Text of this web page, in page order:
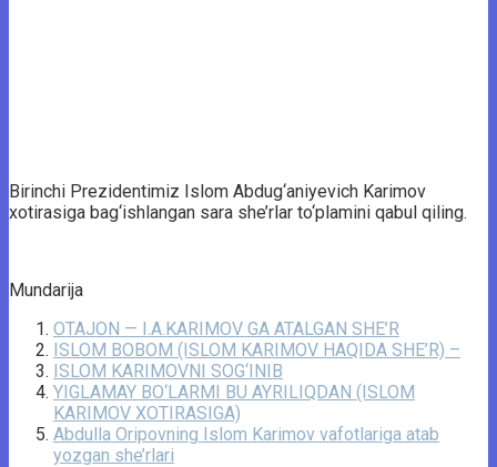
Birinchi Prezidentimiz Islom Abdug‘aniyevich Karimov
xotirasiga bag‘ishlangan sara she’rlar to‘plamini qabul qiling.
Mundarija
OTAJON — I.A.KARIMOV GA ATALGAN SHE’R
ISLOM BOBOM (ISLOM KARIMOV HAQIDA SHE’R) –
ISLOM KARIMOVNI SOG‘INIB
YIGLAMAY BO‘LARMI BU AYRILIQDAN (ISLOM
KARIMOV XOTIRASIGA)
Abdullа Oripоvning Islоm Kаrimоv vаfоtlаrigа аtаb
yоzgаn she’rlаri